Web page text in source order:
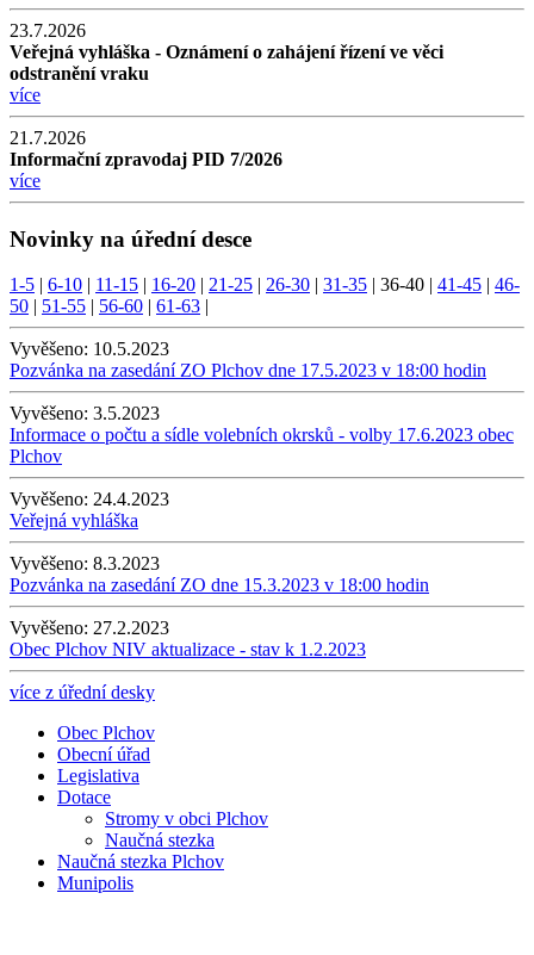
23.7.2026
Veřejná vyhláška - Oznámení o zahájení řízení ve věci
odstranění vraku
více
21.7.2026
Informační zpravodaj PID 7/2026
více
Novinky na úřední desce
1-5 6-10 11-15 16-20 21-25 26-30 31-35 36-40 41-45
46-
50
51-55 56-60 61-63
Vyvěšeno: 10.5.2023
Pozvánka na zasedání ZO Plchov dne 17.5.2023 v 18:00 hodin
Vyvěšeno: 3.5.2023
Informace o počtu a sídle volebních okrsků - volby 17.6.2023 obec
Plchov
Vyvěšeno: 24.4.2023
Veřejná vyhláška
Vyvěšeno: 8.3.2023
Pozvánka na zasedání ZO dne 15.3.2023 v 18:00 hodin
Vyvěšeno: 27.2.2023
Obec Plchov NIV aktualizace - stav k 1.2.2023
více z úřední desky
Obec Plchov
Obecní úřad
Legislativa
Dotace
Stromy v obci Plchov
Naučná stezka
Naučná stezka Plchov
Munipolis